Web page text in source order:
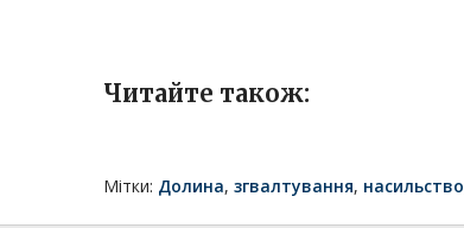
Читайте також:
Мітки: Долина, згвалтування, насильство